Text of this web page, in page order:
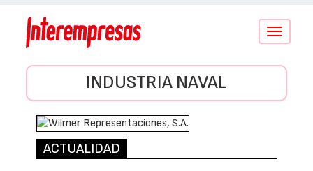
Conmutar
INDUSTRIA NAVAL
ACTUALIDAD